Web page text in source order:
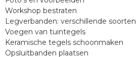
Workshop bestraten
Legverbanden: verschillende soorten
Voegen van tuintegels
Keramische tegels schoonmaken
Opsluitbanden plaatsen